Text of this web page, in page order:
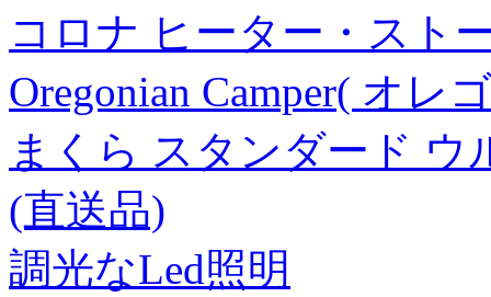
コロナ ヒーター・スト
Oregonian Camper( オ
まくら スタンダード ウ
(直送品)
調光なLed照明